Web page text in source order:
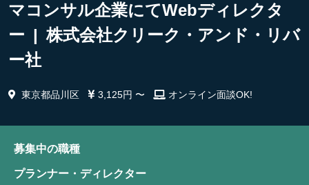
マコンサル企業にてWebディレクタ
ー | 株式会社クリーク・アンド・リバ
ー社
東京都品川区 3,125円 〜 オンライン面談OK!
募集中の職種
プランナー・ディレクター